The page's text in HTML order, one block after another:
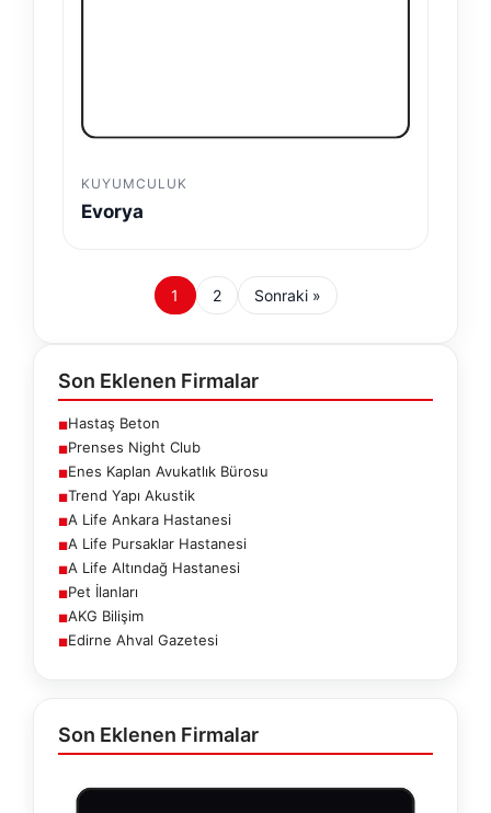
KUYUMCULUK
Evorya
1 2 Sonraki »
Son Eklenen Firmalar
■Hastaş Beton
■Prenses Night Club
■Enes Kaplan Avukatlık Bürosu
■Trend Yapı Akustik
■A Life Ankara Hastanesi
■A Life Pursaklar Hastanesi
■A Life Altındağ Hastanesi
■Pet İlanları
■AKG Bilişim
■Edirne Ahval Gazetesi
Son Eklenen Firmalar